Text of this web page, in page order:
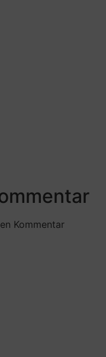
Kommentar